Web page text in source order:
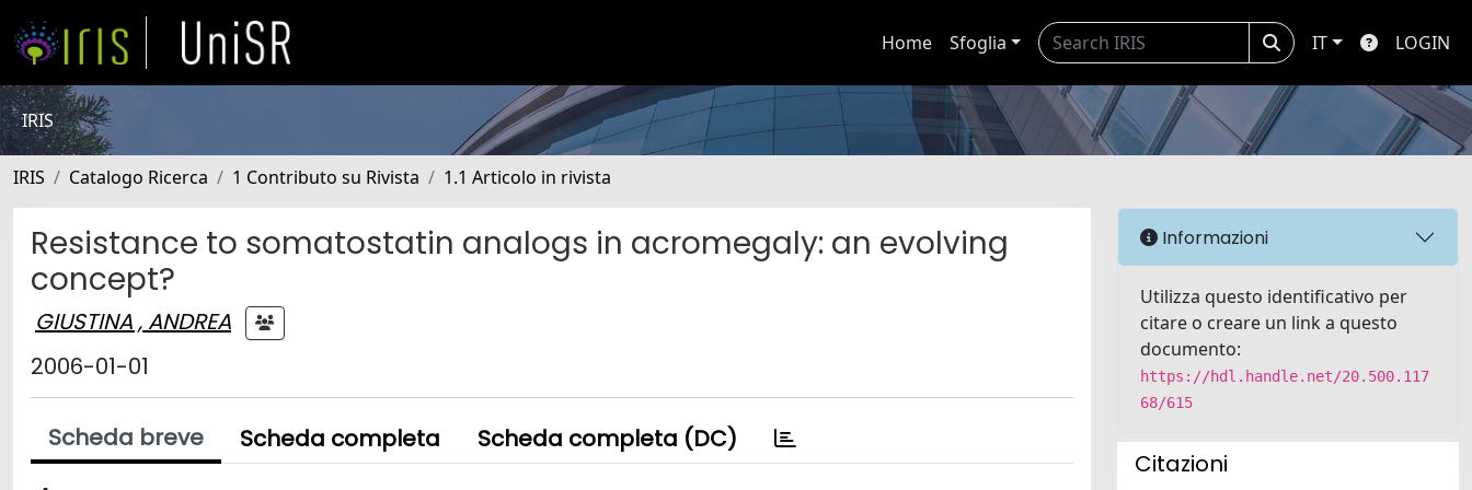
Home Sfoglia IT LOGIN
IRIS
IRIS Catalogo Ricerca 1 Contributo su Rivista 1.1 Articolo in rivista
Resistance to somatostatin analogs in acromegaly: an evolving
concept?
GIUSTINA , ANDREA
2006-01-01
Scheda breve Scheda completa Scheda completa (DC)
Informazioni
Utilizza questo identificativo per
citare o creare un link a questo
documento:
https://hdl.handle.net/20.500.117
68/615
Citazioni